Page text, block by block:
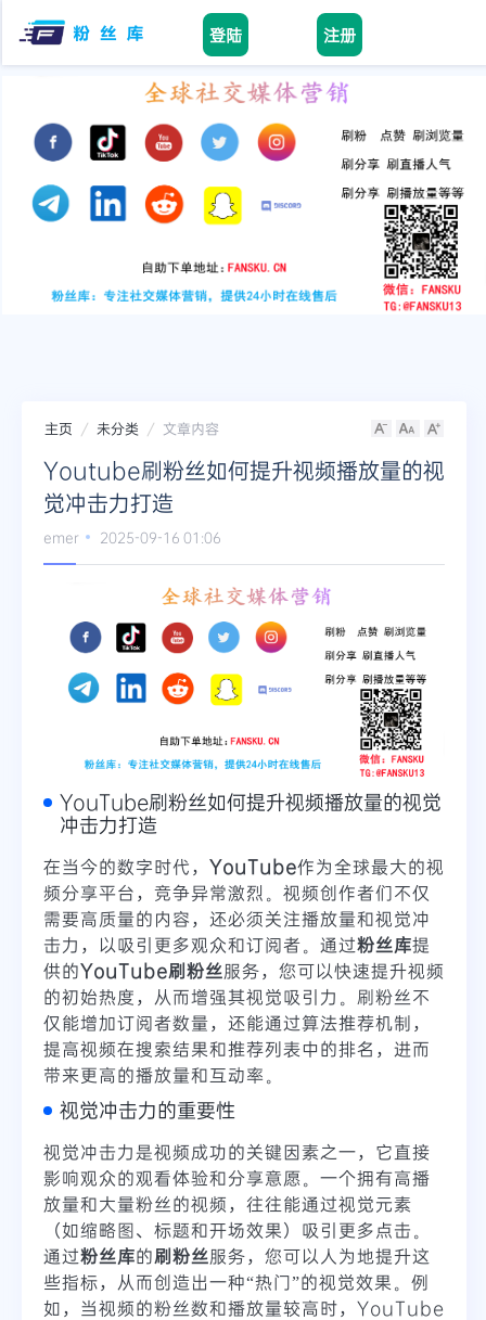
登陆 注册
facebook
tiktok
instagram
twitter
telegram
主页 未分类 文章内容
Youtube刷粉丝如何提升视频播放量的视
觉冲击力打造
emer 2025-09-16 01:06
YouTube刷粉丝如何提升视频播放量的视觉
冲击力打造
在当今的数字时代， YouTube作为全球最大的视
频分享平台，竞争异常激烈。视频创作者们不仅
需要高质量的内容，还必须关注播放量和视觉冲
击力，以吸引更多观众和订阅者。通过粉丝库提
供的YouTube刷粉丝服务，您可以快速提升视频
的初始热度，从而增强其视觉吸引力。刷粉丝不
仅能增加订阅者数量，还能通过算法推荐机制，
提高视频在搜索结果和推荐列表中的排名，进而
带来更高的播放量和互动率。
视觉冲击力的重要性
视觉冲击力是视频成功的关键因素之一，它直接
影响观众的观看体验和分享意愿。一个拥有高播
放量和大量粉丝的视频，往往能通过视觉元素
（如缩略图、标题和开场效果）吸引更多点击。
通过粉丝库的刷粉丝服务，您可以人为地提升这
些指标，从而创造出一种“热门”的视觉效果。例
如，当视频的粉丝数和播放量较高时，YouTube